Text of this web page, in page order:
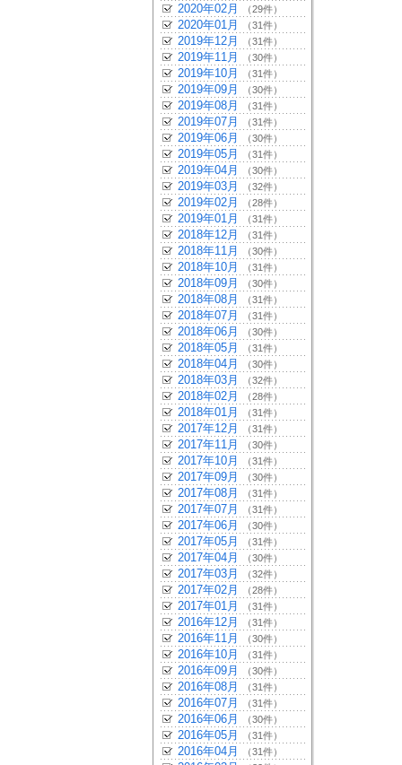
2020年02月 （29件）
2020年01月 （31件）
2019年12月 （31件）
2019年11月 （30件）
2019年10月 （31件）
2019年09月 （30件）
2019年08月 （31件）
2019年07月 （31件）
2019年06月 （30件）
2019年05月 （31件）
2019年04月 （30件）
2019年03月 （32件）
2019年02月 （28件）
2019年01月 （31件）
2018年12月 （31件）
2018年11月 （30件）
2018年10月 （31件）
2018年09月 （30件）
2018年08月 （31件）
2018年07月 （31件）
2018年06月 （30件）
2018年05月 （31件）
2018年04月 （30件）
2018年03月 （32件）
2018年02月 （28件）
2018年01月 （31件）
2017年12月 （31件）
2017年11月 （30件）
2017年10月 （31件）
2017年09月 （30件）
2017年08月 （31件）
2017年07月 （31件）
2017年06月 （30件）
2017年05月 （31件）
2017年04月 （30件）
2017年03月 （32件）
2017年02月 （28件）
2017年01月 （31件）
2016年12月 （31件）
2016年11月 （30件）
2016年10月 （31件）
2016年09月 （30件）
2016年08月 （31件）
2016年07月 （31件）
2016年06月 （30件）
2016年05月 （31件）
2016年04月 （31件）